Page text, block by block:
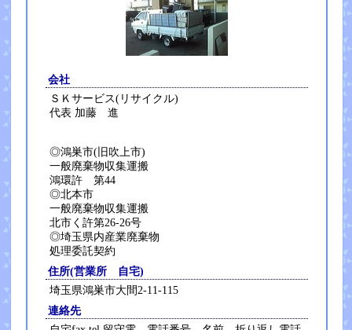
会社
ＳＫサービス(リサイクル)
代表 加藤 進
◎鴻巣市(旧吹上市)
一般廃棄物収集運搬
鴻環許 第44
◎北本市
一般廃棄物収集運搬
北市く許第26-26号
◎埼玉県内産業廃棄物
処理委託契約
住所(営業所 自宅)
埼玉県鴻巣市大間2-11-115
連絡先